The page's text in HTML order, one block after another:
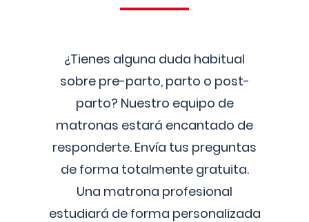
¿Tienes alguna duda habitual
sobre pre-parto, parto o post-
parto? Nuestro equipo de
matronas estará encantado de
responderte. Envía tus preguntas
de forma totalmente gratuita.
Una matrona profesional
estudiará de forma personalizada